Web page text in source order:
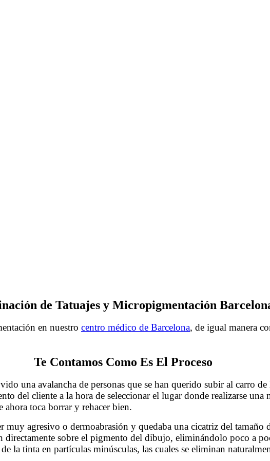
de Tatuajes y Micropigmentación
en nuestro centro médico de Barcelona, de igual manera
Te Contamos Como Es El Proceso
una avalancha de personas que se han querido subir al carro
del cliente a la hora de seleccionar el lugar donde realizarse
ahora toca borrar y rehacer bien.
muy agresivo o dermoabrasión y quedaba una cicatriz del tamaño
directamente sobre el pigmento del dibujo, eliminándolo poco a
la tinta en partículas minúsculas, las cuales se eliminan